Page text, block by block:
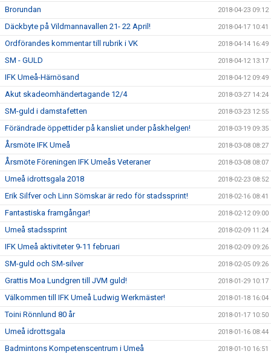
Brorundan 2018-04-23 09:12
Däckbyte på Vildmannavallen 21- 22 April! 2018-04-17 10:41
Ordförandes kommentar till rubrik i VK 2018-04-14 16:49
SM - GULD 2018-04-12 13:17
IFK Umeå-Härnösand 2018-04-12 09:49
Akut skadeomhändertagande 12/4 2018-03-27 14:24
SM-guld i damstafetten 2018-03-23 12:55
Förändrade öppettider på kansliet under påskhelgen! 2018-03-19 09:35
Årsmöte IFK Umeå 2018-03-08 08:27
Årsmöte Föreningen IFK Umeås Veteraner 2018-03-08 08:07
Umeå idrottsgala 2018 2018-02-23 08:52
Erik Silfver och Linn Sömskar är redo för stadssprint! 2018-02-16 08:41
Fantastiska framgångar! 2018-02-12 09:00
Umeå stadssprint 2018-02-09 11:24
IFK Umeå aktiviteter 9-11 februari 2018-02-09 09:26
SM-guld och SM-silver 2018-02-05 09:26
Grattis Moa Lundgren till JVM guld! 2018-01-29 10:17
Välkommen till IFK Umeå Ludwig Werkmäster! 2018-01-18 16:04
Toini Rönnlund 80 år 2018-01-17 10:50
Umeå idrottsgala 2018-01-16 08:44
Badmintons Kompetenscentrum i Umeå 2018-01-10 16:51